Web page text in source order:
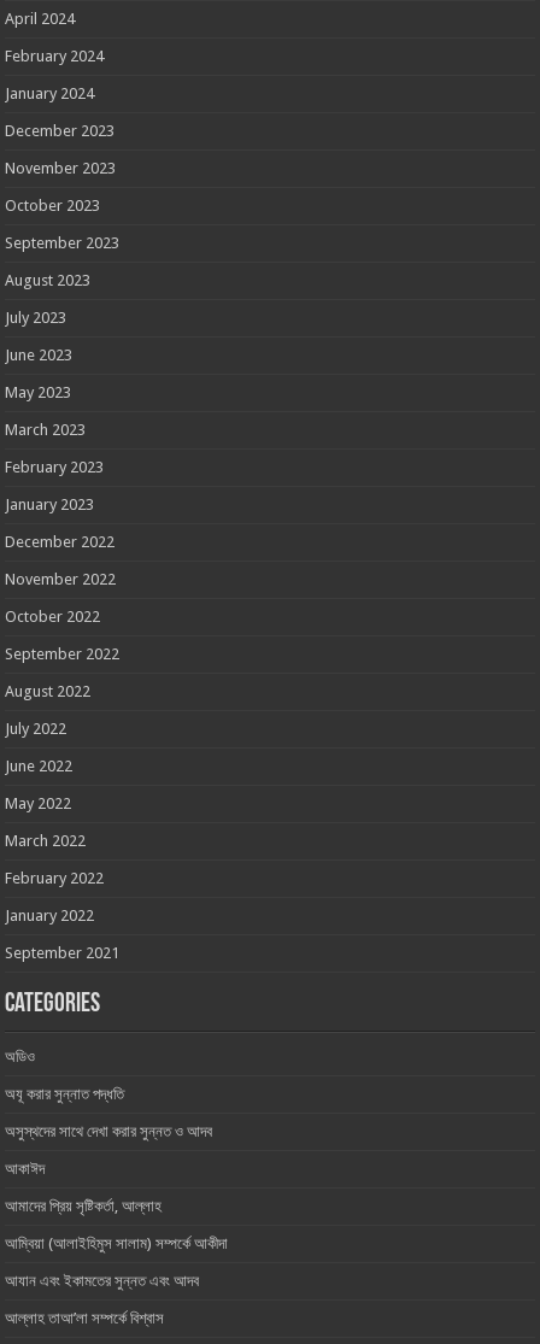
April 2024
February 2024
January 2024
December 2023
November 2023
October 2023
September 2023
August 2023
July 2023
June 2023
May 2023
March 2023
February 2023
January 2023
December 2022
November 2022
October 2022
September 2022
August 2022
July 2022
June 2022
May 2022
March 2022
February 2022
January 2022
September 2021
Categories
অডিও
অযূ করার সুন্নাত পদ্ধতি
অসুস্থদের সাথে দেখা করার সুন্নত ও আদব
আকাঈদ
আমাদের প্রিয় সৃষ্টিকর্তা, আল্লাহ ‎
আম্বিয়া (আলাইহিমুস সালাম) সম্পর্কে আকীদা
আযান এবং ইকামতের সুন্নত এবং আদব
আল্লাহ তাআ’লা সম্পর্কে বিশ্বাস